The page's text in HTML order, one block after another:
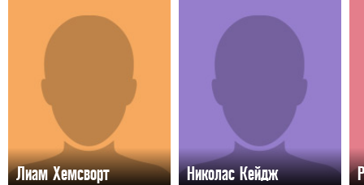
Лиам Хемсворт Николас Кейдж